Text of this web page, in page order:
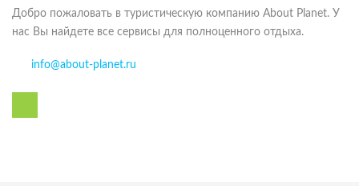
Добро пожаловать в туристическую компанию About Planet. У
нас Вы найдете все сервисы для полноценного отдыха.
info@about-planet.ru